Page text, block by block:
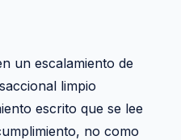
un escalamiento de
limpio
escrito que se lee
no como